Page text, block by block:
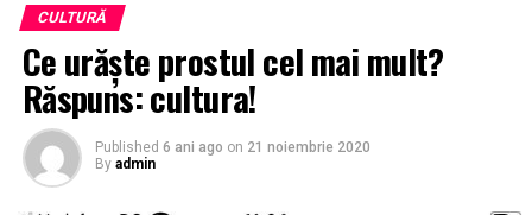
CULTURĂ
Ce urăşte prostul cel mai mult?
Răspuns: cultura!
Published 6 ani ago on 21 noiembrie 2020
By admin